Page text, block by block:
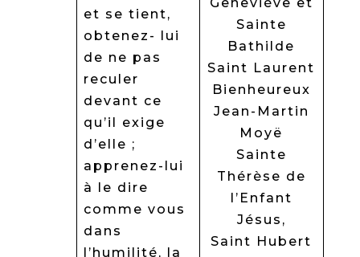
et se tient,
obtenez- lui
de ne pas
reculer
devant ce
qu’il exige
d’elle ;
apprenez-lui
à le dire
comme vous
dans
l’humilité, la
Sainte
Bathilde
Saint Laurent
Bienheureux
Jean-Martin
Moyë
Sainte
Thérèse de
l’Enfant
Jésus,
Saint Hubert